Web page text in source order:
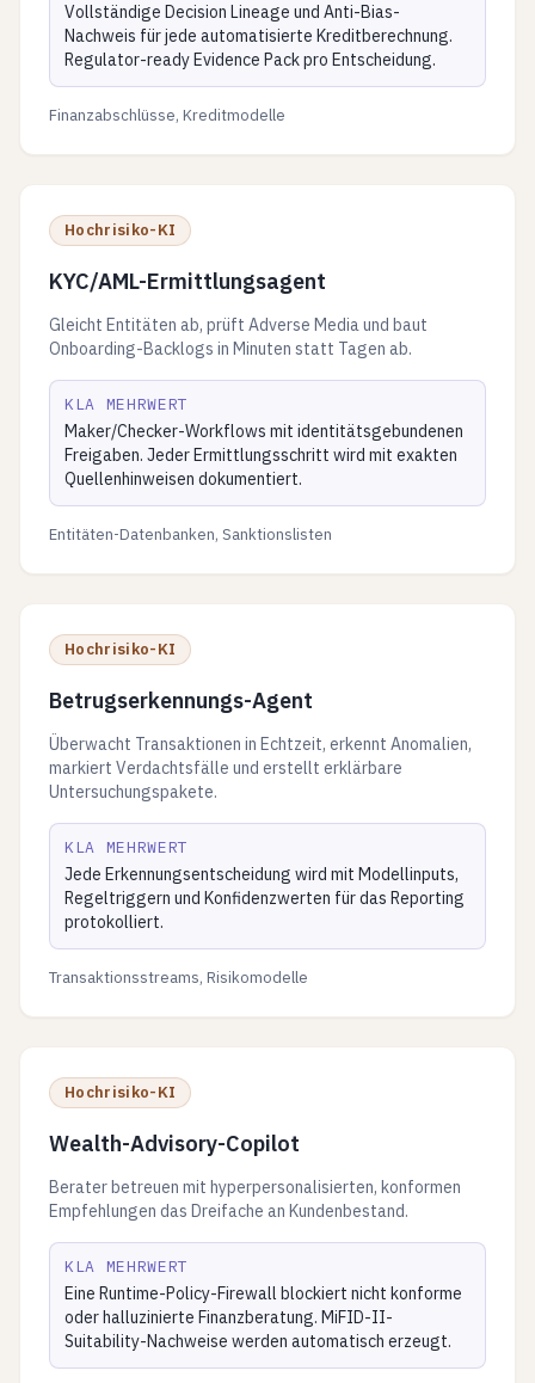
Vollständige Decision Lineage und Anti-Bias-
Nachweis für jede automatisierte Kreditberechnung.
Regulator-ready Evidence Pack pro Entscheidung.
Finanzabschlüsse, Kreditmodelle
Hochrisiko-KI
KYC/AML-Ermittlungsagent
Gleicht Entitäten ab, prüft Adverse Media und baut
Onboarding-Backlogs in Minuten statt Tagen ab.
KLA MEHRWERT
Maker/Checker-Workflows mit identitätsgebundenen
Freigaben. Jeder Ermittlungsschritt wird mit exakten
Quellenhinweisen dokumentiert.
Entitäten-Datenbanken, Sanktionslisten
Hochrisiko-KI
Betrugserkennungs-Agent
Überwacht Transaktionen in Echtzeit, erkennt Anomalien,
markiert Verdachtsfälle und erstellt erklärbare
Untersuchungspakete.
KLA MEHRWERT
Jede Erkennungsentscheidung wird mit Modellinputs,
Regeltriggern und Konfidenzwerten für das Reporting
protokolliert.
Transaktionsstreams, Risikomodelle
Hochrisiko-KI
Wealth-Advisory-Copilot
Berater betreuen mit hyperpersonalisierten, konformen
Empfehlungen das Dreifache an Kundenbestand.
KLA MEHRWERT
Eine Runtime-Policy-Firewall blockiert nicht konforme
oder halluzinierte Finanzberatung. MiFID-II-
Suitability-Nachweise werden automatisch erzeugt.